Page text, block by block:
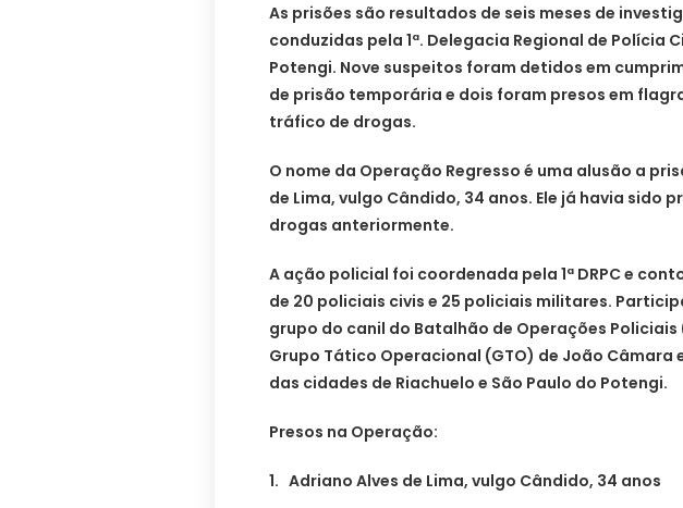
As prisões são resultados de seis meses de
conduzidas pela 1ª. Delegacia Regional de Polícia
Potengi. Nove suspeitos foram detidos em
de prisão temporária e dois foram presos em
tráfico de drogas.
O nome da Operação Regresso é uma alusão a
de Lima, vulgo Cândido, 34 anos. Ele já havia sido
drogas anteriormente.
A ação policial foi coordenada pela 1ª DRPC e
de 20 policiais civis e 25 policiais militares.
grupo do canil do Batalhão de Operações Policiais
Grupo Tático Operacional (GTO) de João Câmara
das cidades de Riachuelo e São Paulo do Potengi.
Presos na Operação:
1. Adriano Alves de Lima, vulgo Cândido, 34 anos